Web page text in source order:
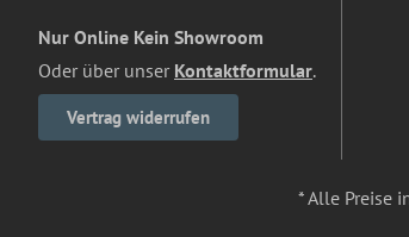
Nur Online Kein Showroom
Oder über unser Kontaktformular.
Vertrag widerrufen
* Alle Preise